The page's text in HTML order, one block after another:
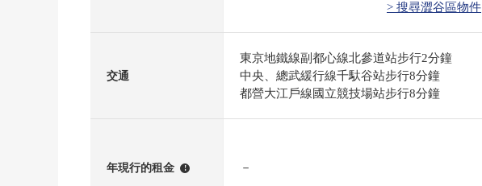
> 搜尋澀谷區物件
交通
東京地鐵線副都心線北參道站步行2分鐘
中央、總武緩行線千馱谷站步行8分鐘
都營大江戶線國立競技場站步行8分鐘
年現行的租金 ! －